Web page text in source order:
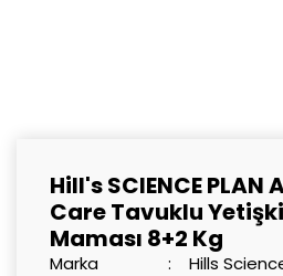
Hill's SCIENCE
Care Tavuklu
Maması 8+2 Kg
Marka
Hills